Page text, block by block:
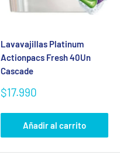
Lavavajillas Platinum
Actionpacs Fresh 40Un
Cascade
Precio
venta
$17.990
Añadir al carrito